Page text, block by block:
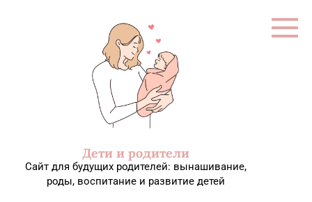
Дети и родители
Сайт для будущих родителей: вынашивание,
роды, воспитание и развитие детей